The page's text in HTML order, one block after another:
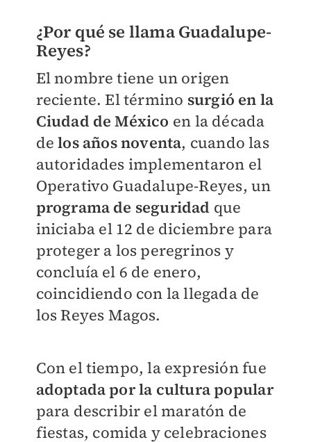
¿Por qué se llama Guadalupe-
Reyes?
El nombre tiene un origen
reciente. El término surgió en la
Ciudad de México en la década
delos años noventa, cuando las
autoridades implementaron el
Operativo Guadalupe-Reyes, un
programa de seguridad que
iniciaba el 12 de diciembre para
proteger a los peregrinos y
concluía el 6 de enero,
coincidiendo con la llegada de
los Reyes Magos.
Con el tiempo, la expresión fue
adoptada por la cultura popular
para describir el maratón de
fiestas, comida y celebraciones